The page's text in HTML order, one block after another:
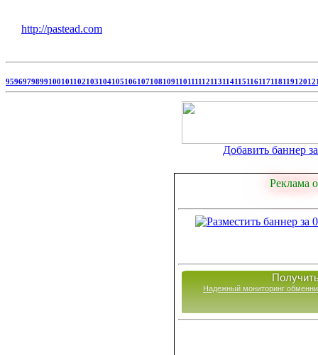
http://pastead.com
9596979899100101102103104105106107108109110111112113114115116117118119120
Добавить баннер
Реклама
Надежный мониторинг